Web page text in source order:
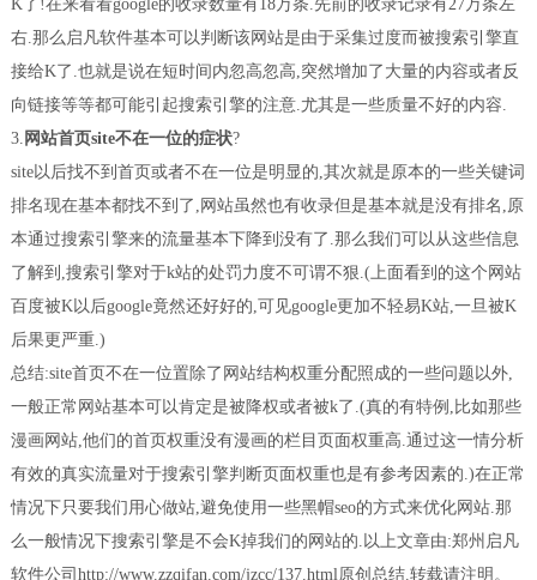
K了!在来看看google的收录数量有18万条.先前的收录记录有27万条左
右.那么启凡软件基本可以判断该网站是由于采集过度而被搜索引擎直
接给K了.也就是说在短时间内忽高忽高,突然增加了大量的内容或者反
向链接等等都可能引起搜索引擎的注意.尤其是一些质量不好的内容.
3. 网站首页site不在一位的症状?
site以后找不到首页或者不在一位是明显的,其次就是原本的一些关键词
排名现在基本都找不到了,网站虽然也有收录但是基本就是没有排名,原
本通过搜索引擎来的流量基本下降到没有了.那么我们可以从这些信息
了解到,搜索引擎对于k站的处罚力度不可谓不狠.(上面看到的这个网站
百度被K以后google竟然还好好的,可见google更加不轻易K站,一旦被K
后果更严重.)
总结:site首页不在一位置除了网站结构权重分配照成的一些问题以外,
一般正常网站基本可以肯定是被降权或者被k了.(真的有特例,比如那些
漫画网站,他们的首页权重没有漫画的栏目页面权重高.通过这一情分析
有效的真实流量对于搜索引擎判断页面权重也是有参考因素的.)在正常
情况下只要我们用心做站,避免使用一些黑帽seo的方式来优化网站.那
么一般情况下搜索引擎是不会K掉我们的网站的.以上文章由:郑州启凡
软件公司http://www.zzqifan.com/jzcc/137.html原创总结.转载请注明。